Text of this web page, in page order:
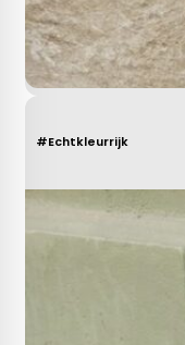
#Echtkleurrijk